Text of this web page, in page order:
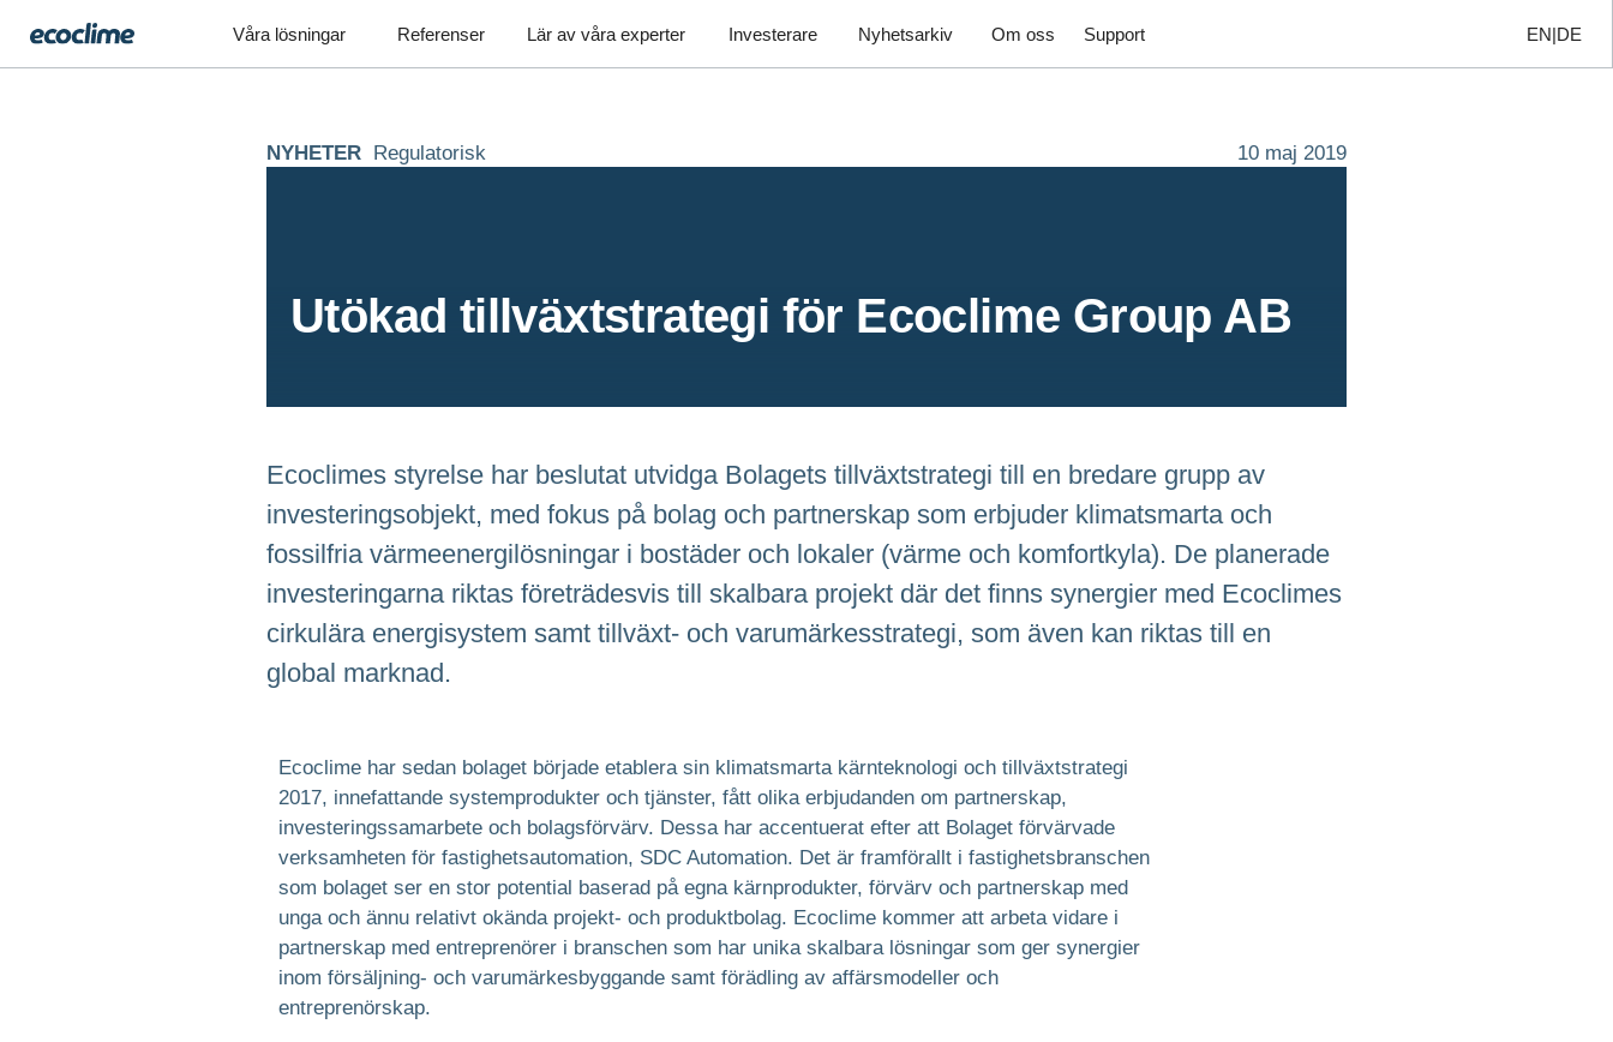
Våra lösningar Referenser Lär av våra experter Investerare Nyhetsarkiv Om oss Support EN DE
NYHETER Regulatorisk 10 maj 2019
Utökad tillväxtstrategi för Ecoclime Group AB
Ecoclimes styrelse har beslutat utvidga Bolagets tillväxtstrategi till en bredare grupp av
investeringsobjekt, med fokus på bolag och partnerskap som erbjuder klimatsmarta och
fossilfria värmeenergilösningar i bostäder och lokaler (värme och komfortkyla). De planerade
investeringarna riktas företrädesvis till skalbara projekt där det finns synergier med Ecoclimes
cirkulära energisystem samt tillväxt- och varumärkesstrategi, som även kan riktas till en
global marknad.
Ecoclime har sedan bolaget började etablera sin klimatsmarta kärnteknologi och tillväxtstrategi
2017, innefattande systemprodukter och tjänster, fått olika erbjudanden om partnerskap,
investeringssamarbete och bolagsförvärv. Dessa har accentuerat efter att Bolaget förvärvade
verksamheten för fastighetsautomation, SDC Automation. Det är framförallt i fastighetsbranschen
som bolaget ser en stor potential baserad på egna kärnprodukter, förvärv och partnerskap med
unga och ännu relativt okända projekt- och produktbolag. Ecoclime kommer att arbeta vidare i
partnerskap med entreprenörer i branschen som har unika skalbara lösningar som ger synergier
inom försäljning- och varumärkesbyggande samt förädling av affärsmodeller och
entreprenörskap.